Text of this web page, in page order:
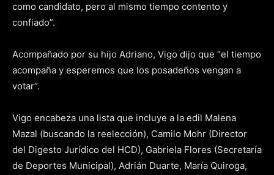
como candidato, pero al mismo tiempo contento y
confiado”.
Acompañado por su hijo Adriano, Vigo dijo que “el tiempo
acompaña y esperemos que los posadeños vengan a
votar”.
Vigo encabeza una lista que incluye a la edil Malena
Mazal (buscando la reelección), Camilo Mohr (Director
del Digesto Jurídico del HCD), Gabriela Flores (Secretaría
de Deportes Municipal), Adrián Duarte, María Quiroga,